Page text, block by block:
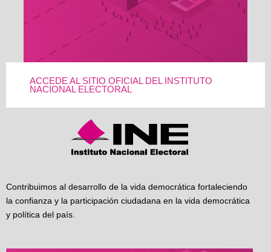
ACCEDE AL SITIO OFICIAL DEL INSTITUTO
NACIONAL ELECTORAL
Contribuimos al desarrollo de la vida democrática fortaleciendo
la confianza y la participación ciudadana en la vida democrática
y política del país.